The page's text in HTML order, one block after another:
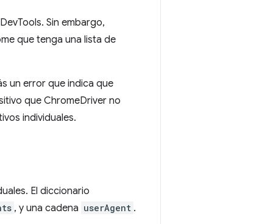
Sin embargo,
que tenga una lista de
un error que indica que
que ChromeDriver no
individuales.
El diccionario
, y una cadena userAgent .